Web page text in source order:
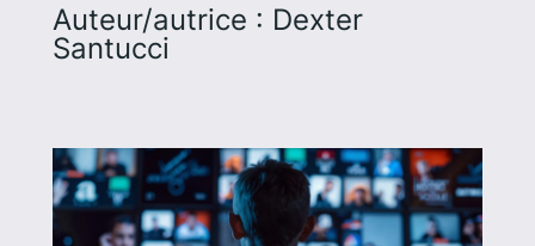
Auteur/autrice : Dexter
Santucci